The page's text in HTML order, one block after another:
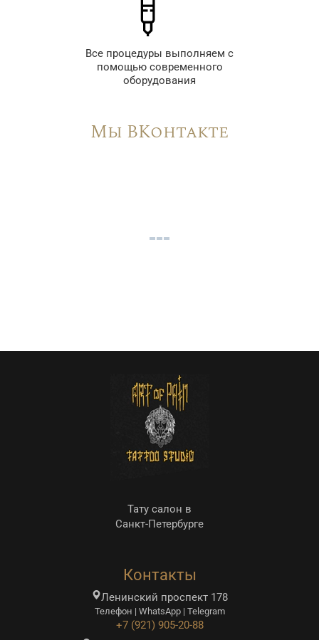
Все процедуры выполняем с
помощью современного
оборудования
Мы ВКонтакте
Тату салон в
Санкт-Петербурге
Контакты
Ленинский проспект 178
Телефон | WhatsApp | Telegram
+7 (921) 905-20-88